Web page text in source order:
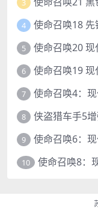
3
4 使命召唤18
5 使命召唤20
6 使命召唤19
7 使命召唤4：
8 侠盗猎车手5
9 使命召唤6：
10 使命召唤8：